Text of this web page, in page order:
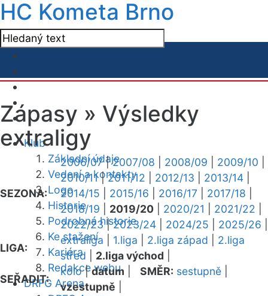
HC Kometa Brno
Klub
Základní údaje
Vedení a kontakty
Logo
Historie
Podrobná historie
Ke stažení
Kariéra
Redakce webu
DRFG Arena
Zápasy » Výsledky
extraligy
SEZONA:
2006/07|2007/08 2008/09 2009/10
2010/11|2011/12 2012/13 2013/14
2014/15
2015/16 2016/17 2017/18
2018/19
2019/20 2020/21 2021/22
2022/23|2023/24 2024/25 2025/26
LIGA:
extraliga 1.liga 2.liga západ
2.liga
střed
2.liga východ
SEŘADIT:
kolo|datum SMĚR: sestupně
vzestupně